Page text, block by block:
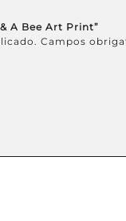
A Bee Art Print”
Campos